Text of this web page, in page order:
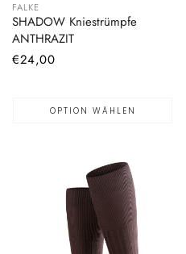
FALKE
SHADOW Kniestrümpfe
ANTHRAZIT
Normaler
€24,00
OPTION WÄHLEN